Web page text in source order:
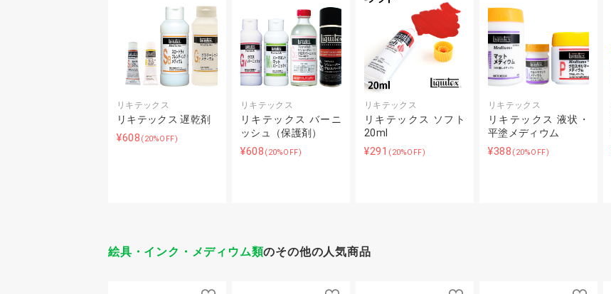
リキテックス
リキテックス 遅乾剤
¥608 (20%OFF)
リキテックス
リキテックス バーニ
ッシュ（保護剤）
¥608 (20%OFF)
リキテックス
リキテックス ソフト
20ml
¥291 (20%OFF)
リキテックス
リキテックス 液状・
平塗メディウム
¥388 (20%OFF)
絵具・インク・メディウム類のその他の人気商品